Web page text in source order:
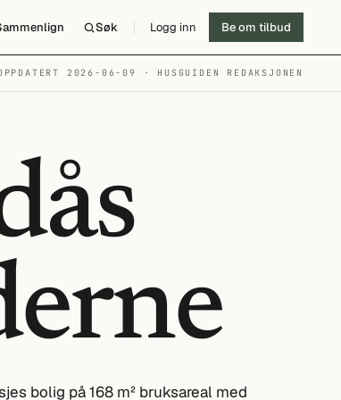
Søk Logg inn Be om tilbud
2026-06-09 · HUSGUIDEN REDAKSJONEN
bolig på 168 m² bruksareal med